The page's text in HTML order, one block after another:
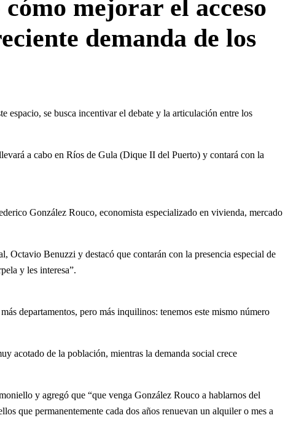
mejorar el acceso
demanda de los
espacio, se busca incentivar el debate y la articulación entre los
a cabo en Ríos de Gula (Dique II del Puerto) y contará con la
González Rouco, economista especializado en vivienda, mercado
Benuzzi y destacó que contarán con la presencia especial de
y les interesa”.
departamentos, pero más inquilinos: tenemos este mismo número
acotado de la población, mientras la demanda social crece
y agregó que “que venga González Rouco a hablarnos del
que permanentemente cada dos años renuevan un alquiler o mes a